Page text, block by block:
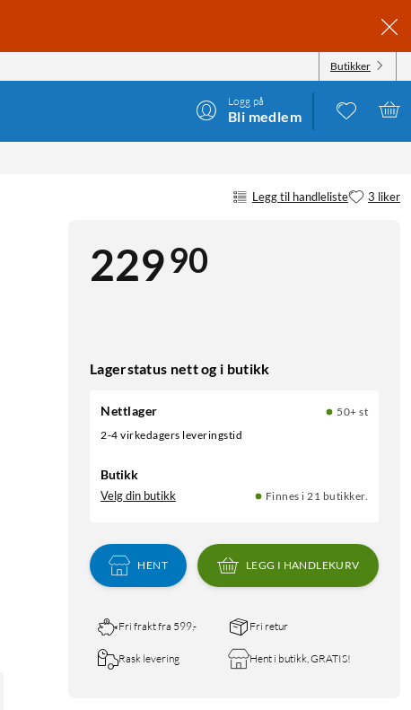
Butikker
Logg på
Bli medlem
Legg til handleliste 3 liker
22990
Lagerstatus nett og i butikk
Nettlager
50+ st
2-4 virkedagers leveringstid
Butikk
Velg din butikk Finnes i 21 butikker.
HENT LEGG I HANDLEKURV
Fri frakt fra 599,- Fri retur
Rask levering Hent i butikk, GRATIS!